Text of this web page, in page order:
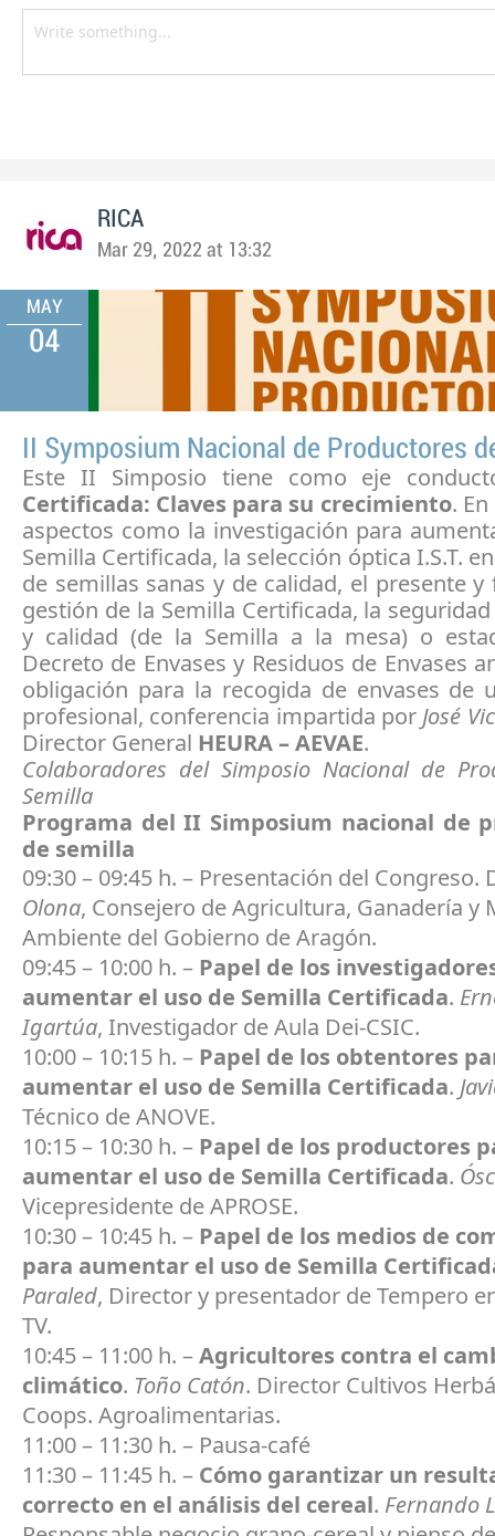
RICA
Mar 29, 2022 at 13:32
MAY
04
II Symposium Nacional de Productores
Este II Simposio tiene como eje
Certificada: Claves para su crecimiento.
aspectos como la investigación para
Semilla Certificada, la selección óptica I.S.T.
de semillas sanas y de calidad, el presente
gestión de la Semilla Certificada, la
y calidad (de la Semilla a la mesa) o
Decreto de Envases y Residuos de Envases
obligación para la recogida de envases de
profesional, conferencia impartida por José
Director General HEURA – AEVAE.
Colaboradores del Simposio Nacional de
Semilla
Programa del II Simposium nacional de
de semilla
09:30 – 09:45 h. – Presentación del Congreso.
Olona, Consejero de Agricultura, Ganadería y
Ambiente del Gobierno de Aragón.
09:45 – 10:00 h. – Papel de los
aumentar el uso de Semilla Certificada.
Igartúa, Investigador de Aula Dei-CSIC.
10:00 – 10:15 h. – Papel de los obtentores
aumentar el uso de Semilla Certificada.
Técnico de ANOVE.
10:15 – 10:30 h. – Papel de los productores
aumentar el uso de Semilla Certificada.
Vicepresidente de APROSE.
10:30 – 10:45 h. – Papel de los medios de
para aumentar el uso de Semilla
Paraled, Director y presentador de Tempero
TV.
10:45 – 11:00 h. –Agricultores contra el
climático. Toño Catón. Director Cultivos
Coops. Agroalimentarias.
11:00 – 11:30 h. – Pausa-café
11:30 – 11:45 h. – Cómo garantizar un
correcto en el análisis del cereal. Fernando